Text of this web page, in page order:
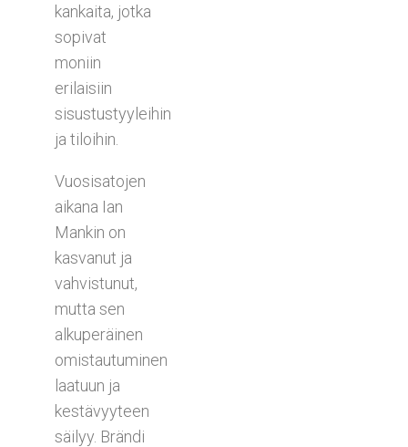
kankaita, jotka
sopivat
moniin
erilaisiin
sisustustyyleihin
ja tiloihin.
Vuosisatojen
aikana Ian
Mankin on
kasvanut ja
vahvistunut,
mutta sen
alkuperäinen
omistautuminen
laatuun ja
kestävyyteen
säilyy. Brändi